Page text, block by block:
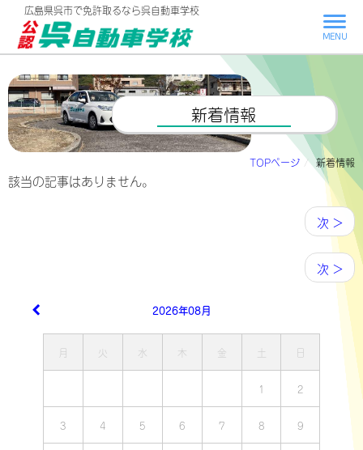
広島県呉市で免許取るなら呉自動車学校
新着情報
TOPページ 新着情報
該当の記事はありません。
次 >
次 >
2026年08月
月 火 水 木 金 土 日
1 2
3 4 5 6 7 8 9
MENU